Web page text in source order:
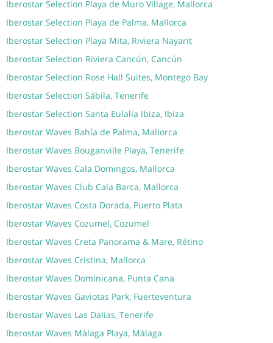
Iberostar Selection Playa de Muro Village, Mallorca
Iberostar Selection Playa de Palma, Mallorca
Iberostar Selection Playa Mita, Riviera Nayarit
Iberostar Selection Riviera Cancún, Cancún
Iberostar Selection Rose Hall Suites, Montego Bay
Iberostar Selection Sábila, Tenerife
Iberostar Selection Santa Eulalia Ibiza, Ibiza
Iberostar Waves Bahía de Palma, Mallorca
Iberostar Waves Bouganville Playa, Tenerife
Iberostar Waves Cala Domingos, Mallorca
Iberostar Waves Club Cala Barca, Mallorca
Iberostar Waves Costa Dorada, Puerto Plata
Iberostar Waves Cozumel, Cozumel
Iberostar Waves Creta Panorama & Mare, Rétino
Iberostar Waves Cristina, Mallorca
Iberostar Waves Dominicana, Punta Cana
Iberostar Waves Gaviotas Park, Fuerteventura
Iberostar Waves Las Dalias, Tenerife
Iberostar Waves Málaga Playa, Málaga